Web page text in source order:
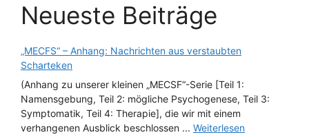
Neueste Beiträge
„MECFS“ – Anhang: Nachrichten aus verstaubten
Scharteken
(Anhang zu unserer kleinen „MECSF“-Serie [Teil 1:
Namensgebung, Teil 2: mögliche Psychogenese, Teil 3:
Symptomatik, Teil 4: Therapie], die wir mit einem
verhangenen Ausblick beschlossen ... Weiterlesen